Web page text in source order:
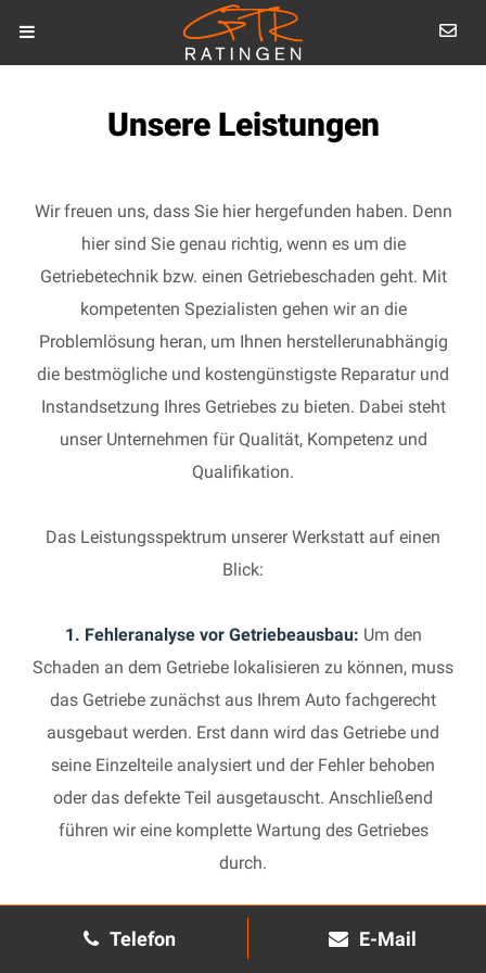
Telefon E-Mail
Unsere Leistungen
Wir freuen uns, dass Sie hier hergefunden haben. Denn
hier sind Sie genau richtig, wenn es um die
Getriebetechnik bzw. einen Getriebeschaden geht. Mit
kompetenten Spezialisten gehen wir an die
Problemlösung heran, um Ihnen herstellerunabhängig
die bestmögliche und kostengünstigste Reparatur und
Instandsetzung Ihres Getriebes zu bieten. Dabei steht
unser Unternehmen für Qualität, Kompetenz und
Qualifikation.
Das Leistungsspektrum unserer Werkstatt auf einen
Blick:
1. Fehleranalyse vor Getriebeausbau: Um den
Schaden an dem Getriebe lokalisieren zu können, muss
das Getriebe zunächst aus Ihrem Auto fachgerecht
ausgebaut werden. Erst dann wird das Getriebe und
seine Einzelteile analysiert und der Fehler behoben
oder das defekte Teil ausgetauscht. Anschließend
führen wir eine komplette Wartung des Getriebes
durch.
2. Manuelles Getriebe:
Die Reparatur eines komplexen
Schaltgetriebes ist äußerst aufwendig und benötigt